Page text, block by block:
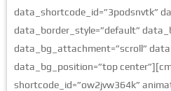
data_shortcode_id=”3podsnvtk”
data_border_style=”default”
data_bg_attachment=”scroll”
data_bg_position=”top
shortcode_id=”ow2jvw364k”